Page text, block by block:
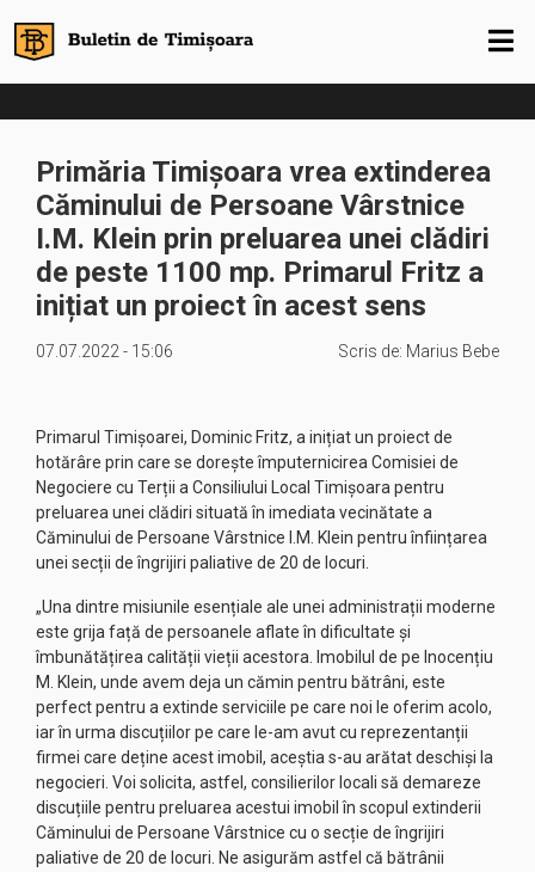
Primăria Timișoara vrea extinderea
Căminului de Persoane Vârstnice
I.M. Klein prin preluarea unei clădiri
de peste 1100 mp. Primarul Fritz a
inițiat un proiect în acest sens
07.07.2022 - 15:06 Scris de: Marius Bebe
Primarul Timișoarei, Dominic Fritz, a inițiat un proiect de
hotărâre prin care se dorește împuternicirea Comisiei de
Negociere cu Terții a Consiliului Local Timișoara pentru
preluarea unei clădiri situată în imediata vecinătate a
Căminului de Persoane Vârstnice I.M. Klein pentru înființarea
unei secții de îngrijiri paliative de 20 de locuri.
„Una dintre misiunile esențiale ale unei administrații moderne
este grija față de persoanele aflate în dificultate și
îmbunătățirea calității vieții acestora. Imobilul de pe Inocențiu
M. Klein, unde avem deja un cămin pentru bătrâni, este
perfect pentru a extinde serviciile pe care noi le oferim acolo,
iar în urma discuțiilor pe care le-am avut cu reprezentanții
firmei care deține acest imobil, aceștia s-au arătat deschiși la
negocieri. Voi solicita, astfel, consilierilor locali să demareze
discuțiile pentru preluarea acestui imobil în scopul extinderii
Căminului de Persoane Vârstnice cu o secție de îngrijiri
paliative de 20 de locuri. Ne asigurăm astfel că bătrânii